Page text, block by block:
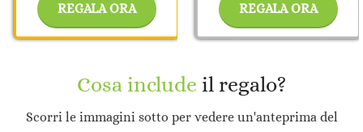
REGALA ORA REGALA ORA
Cosa include il regalo?
Scorri le immagini sotto per vedere un'anteprima del